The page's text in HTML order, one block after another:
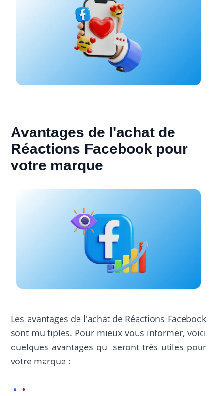
Avantages de l'achat de
Réactions Facebook pour
votre marque
Les avantages de l'achat de Réactions Facebook
sont multiples. Pour mieux vous informer, voici
quelques avantages qui seront très utiles pour
votre marque :